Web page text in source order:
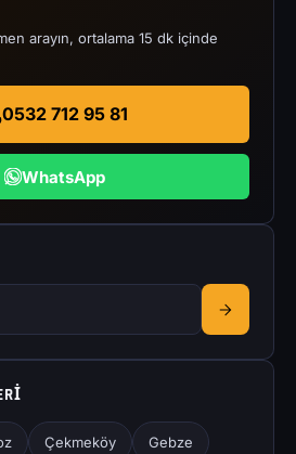
arayın, ortalama 15 dk içinde
0532 712 95 81
WhatsApp
Çekmeköy Gebze